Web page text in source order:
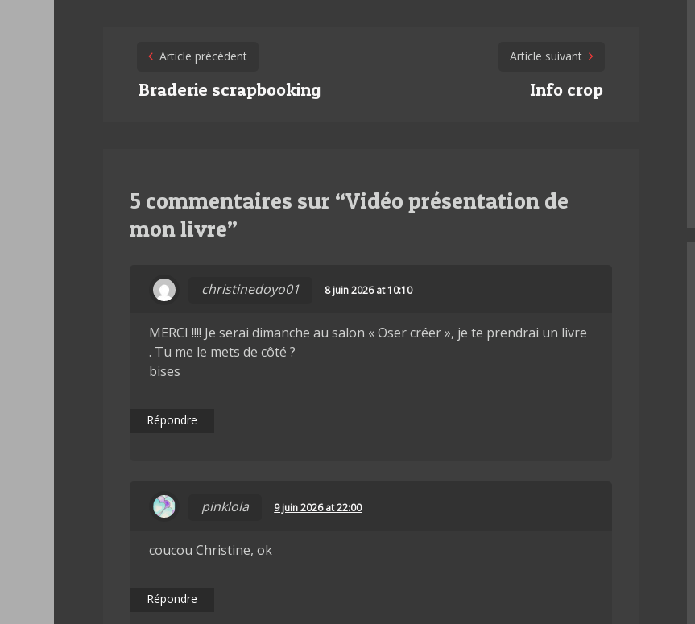
Post
navigation
Article précédent
Braderie scrapbooking
Article suivant
Info crop
5 commentaires sur “Vidéo présentation de
mon livre”
christinedoyo01 8 juin 2026 at 10:10
MERCI !!!! Je serai dimanche au salon « Oser créer », je te prendrai un livre
. Tu me le mets de côté ?
bises
Répondre
pinklola 9 juin 2026 at 22:00
coucou Christine, ok
Répondre